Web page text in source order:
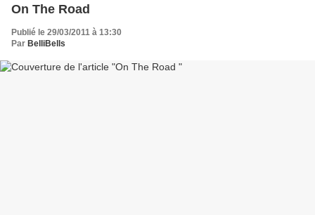
On The Road
Publié le 29/03/2011 à 13:30
Par BelliBells